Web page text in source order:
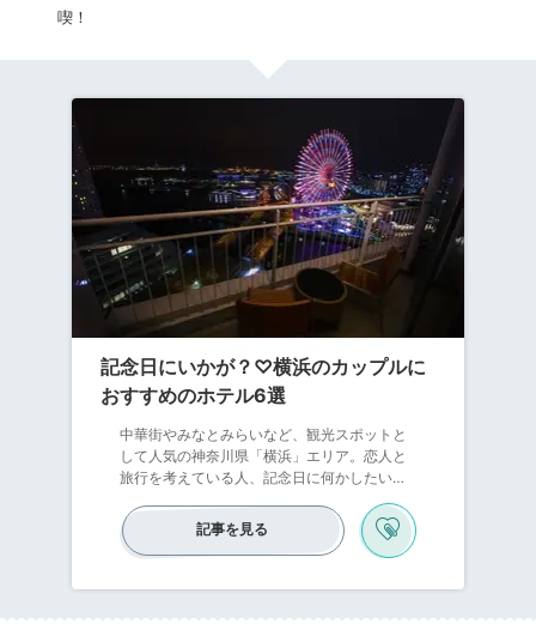
喫！
記念日にいかが？♡横浜のカップルに
おすすめのホテル6選
中華街やみなとみらいなど、観光スポットと
して人気の神奈川県「横浜」エリア。恋人と
旅行を考えている人、記念日に何かしたいと
は、カップルにおすすめのホテルが目白押
し。大観覧車やベイブリッジなど、都会の夜
景を望めるホテルや広いバスルームがあるホ
記事を見る